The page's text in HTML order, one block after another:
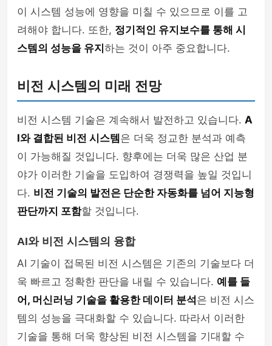
이 시스템 성능에 영향을 미칠 수 있으므로 이를 고
려해야 합니다. 또한, 정기적인 유지보수를 통해 시
스템의 성능을 유지 하는 것이 아주 중요합니다.
비전 시스템의 미래 전망
비전 시스템 기술은 계속해서 발전하고 있습니다. A
I와 결합된 비전 시스템 은 더욱 정교한 분석과 예측
이 가능해질 것입니다. 향후에는 더욱 많은 산업 분
야가 이러한 기술을 도입하여 경쟁력을 높일 것입니
다. 비전 기술의 발전은 단순한 자동화를 넘어 지능형
판단까지 포함할 것입니다.
AI와 비전 시스템의 융합
AI 기술이 접목된 비전 시스템은 기존의 기술보다 더
욱 빠르고 정확한 판단을 내릴 수 있습니다. 예를 들
어, 머신러닝 기술을 활용한 데이터 분석은 비전 시스
템의 성능을 극대화할 수 있습니다. 따라서 이러한
기술을 통해 더욱 향상된 비전 시스템을 기대할 수